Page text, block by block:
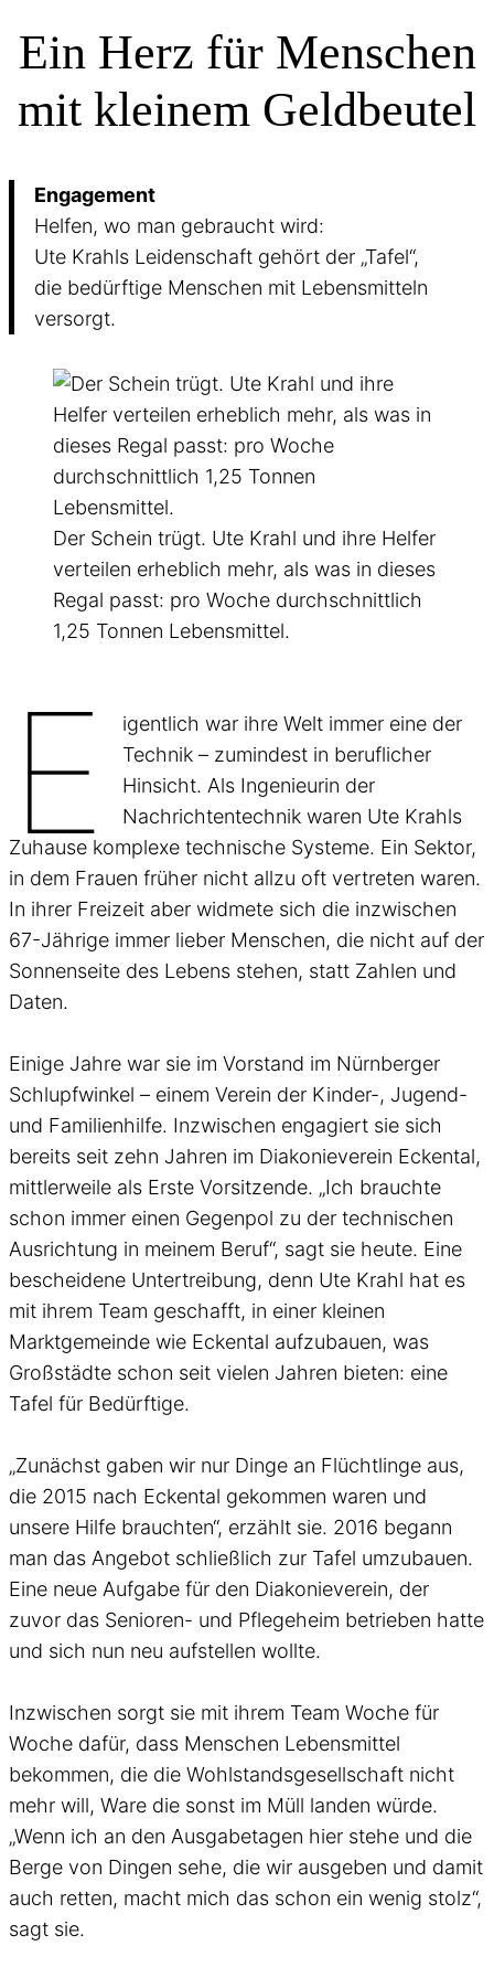
Ein Herz für Menschen
mit kleinem Geldbeutel
Engagement
Helfen, wo man gebraucht wird:
Ute Krahls Leidenschaft gehört der „Tafel“,
die bedürftige Menschen mit Lebensmitteln
versorgt.
Der Schein trügt. Ute Krahl und ihre Helfer
verteilen erheblich mehr, als was in dieses
Regal passt: pro Woche durchschnittlich
1,25 Tonnen Lebensmittel.
E
igentlich war ihre Welt immer eine der
Technik – zumindest in beruflicher
Hinsicht. Als Ingenieurin der
Nachrichtentechnik waren Ute Krahls
Zuhause komplexe technische Systeme. Ein Sektor,
in dem Frauen früher nicht allzu oft vertreten waren.
In ihrer Freizeit aber widmete sich die inzwischen
67-Jährige immer lieber Menschen, die nicht auf der
Sonnenseite des Lebens stehen, statt Zahlen und
Daten.
Einige Jahre war sie im Vorstand im Nürnberger
Schlupfwinkel – einem Verein der Kinder-, Jugend-
und Familienhilfe. Inzwischen engagiert sie sich
bereits seit zehn Jahren im Diakonieverein Eckental,
mittlerweile als Erste Vorsitzende. „Ich brauchte
schon immer einen Gegenpol zu der technischen
Ausrichtung in meinem Beruf“, sagt sie heute. Eine
bescheidene Untertreibung, denn Ute Krahl hat es
mit ihrem Team geschafft, in einer kleinen
Marktgemeinde wie Eckental aufzubauen, was
Großstädte schon seit vielen Jahren bieten: eine
Tafel für Bedürftige.
„Zunächst gaben wir nur Dinge an Flüchtlinge aus,
die 2015 nach Eckental gekommen waren und
unsere Hilfe brauchten“, erzählt sie. 2016 begann
man das Angebot schließlich zur Tafel umzubauen.
Eine neue Aufgabe für den Diakonieverein, der
zuvor das Senioren- und Pflegeheim betrieben hatte
und sich nun neu aufstellen wollte.
Inzwischen sorgt sie mit ihrem Team Woche für
Woche dafür, dass Menschen Lebensmittel
bekommen, die die Wohlstandsgesellschaft nicht
mehr will, Ware die sonst im Müll landen würde.
„Wenn ich an den Ausgabetagen hier stehe und die
Berge von Dingen sehe, die wir ausgeben und damit
auch retten, macht mich das schon ein wenig stolz“,
sagt sie.